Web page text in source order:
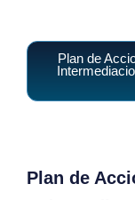
Plan de
Plan de